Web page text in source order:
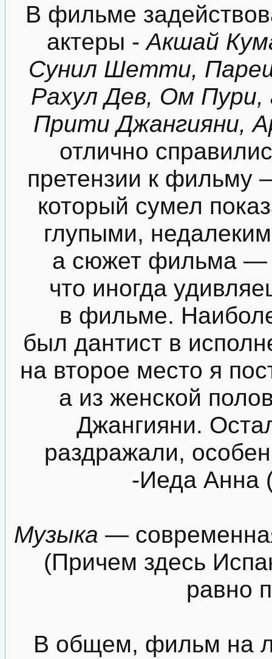
В фильме
актеры - Акшай
Сунил Шетти,
Рахул Дев, Ом
Прити Джангияни,
отлично
претензии к фильму
который сумел
глупыми,
а сюжет фильма —
что иногда
в фильме.
был дантист в
на второе место я
а из женской
Джангияни.
раздражали,
-Иеда Анна
Музыка —
(Причем здесь
равно
В общем, фильм на